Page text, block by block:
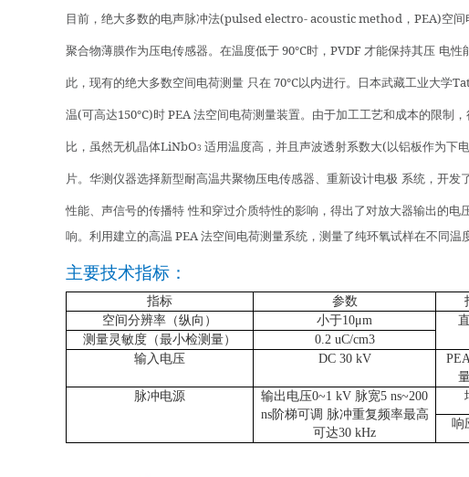
目前，绝大多数的电声脉冲法(pulsed electro- acoustic method ， PEA)空间
聚合物薄膜作为压电传感器。在温度低于 90℃时， PVDF 才能保持其压 电性
此，现有的绝大多数空间电荷测量 只在 70℃以内进行。日本武藏工业大学
温(可高达150℃)时 PEA 法空间电荷测量装置。由于加工工艺和成本的限制
比，虽然无机晶体LiNbO3 适用温度高，并且声波透射系数大( 以铝板作为下
片。华测仪器选择新型耐高温共聚物压电传感器、重新设计电极 系统，开发
性能、声信号的传播特 性和穿过介质特性的影响，得出了对放大器输出的
响。利用建立的高温 PEA 法空间电荷测量系统，测量了纯环氧试样在不同温
主要技术指标：
指标 参数
空间分辨率（纵向）
小于10μm
测量灵敏度（最小检测量）
0.2 uC/cm3
输入电压 DC 30 kV
脉冲电源 输出电压0~1 kV 脉宽5 ns~200
ns阶梯可调 脉冲重复频率最高
可达30 kHz
响